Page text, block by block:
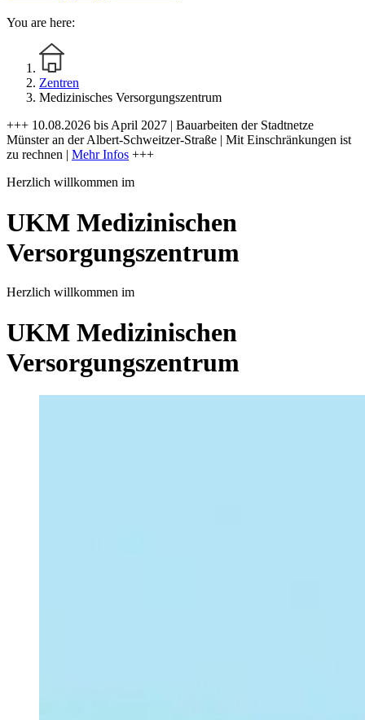
You are here:
Zentren
Medizinisches Versorgungszentrum
+++ 10.08.2026 bis April 2027 | Bauarbeiten der Stadtnetze
Münster an der Albert-Schweitzer-Straße | Mit Einschränkungen ist
zu rechnen | Mehr Infos +++
Herzlich willkommen im
UKM Medizinischen
Versorgungszentrum
Herzlich willkommen im
UKM Medizinischen
Versorgungszentrum